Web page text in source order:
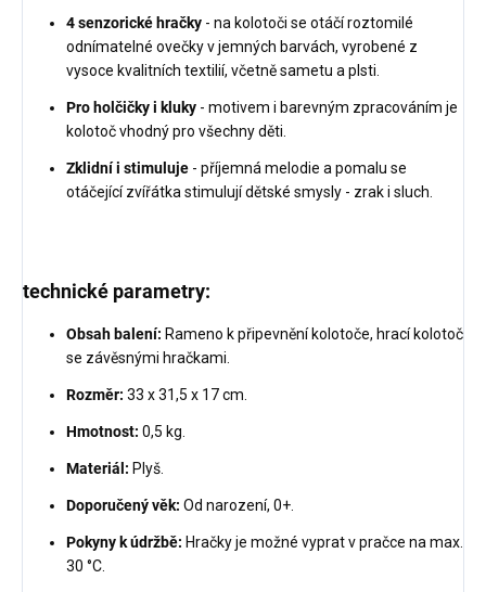
4 senzorické hračky - na kolotoči se otáčí roztomilé
odnímatelné ovečky v jemných barvách, vyrobené z
vysoce kvalitních textilií, včetně sametu a plsti.
Pro holčičky i kluky - motivem i barevným zpracováním je
kolotoč vhodný pro všechny děti.
Zklidní i stimuluje - příjemná melodie a pomalu se
otáčející zvířátka stimulují dětské smysly - zrak i sluch.
technické parametry:
Obsah balení: Rameno k připevnění kolotoče, hrací kolotoč
se závěsnými hračkami.
Rozměr: 33 x 31,5 x 17 cm.
Hmotnost: 0,5 kg.
Materiál: Plyš.
Doporučený věk: Od narození, 0+.
Pokyny k údržbě: Hračky je možné vyprat v pračce na max.
30 °C.